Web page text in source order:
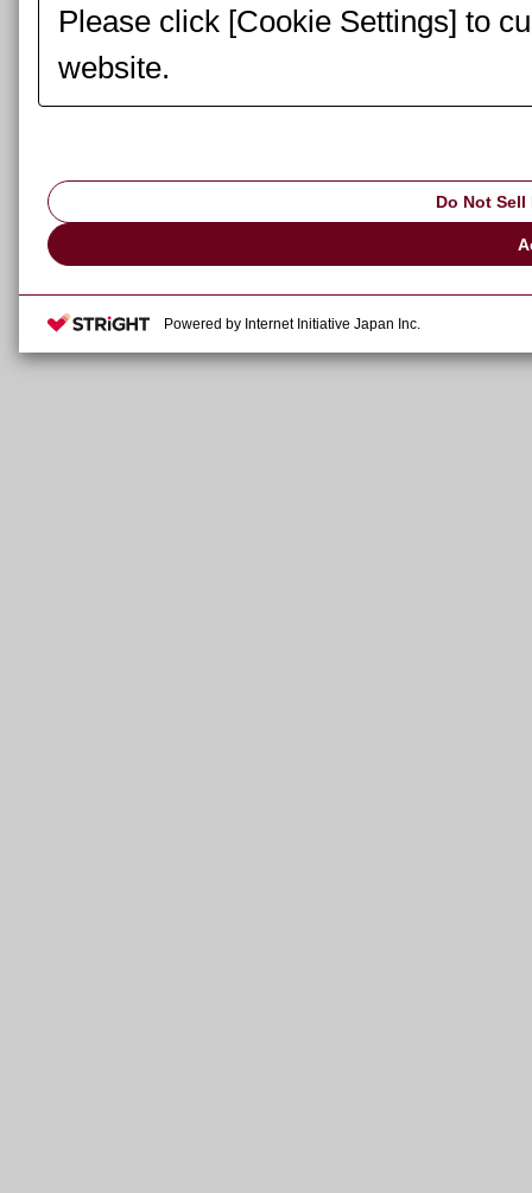
Please click [Cookie Settings] to
website.
Do Not
Powered by Internet Initiative Japan Inc.